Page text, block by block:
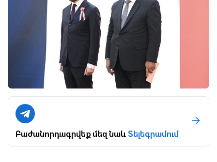
Բաժանորդագրվեք մեզ նաևՏելեգրամում